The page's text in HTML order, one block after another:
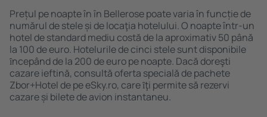
Prețul pe noapte în în Bellerose poate varia în funcție de
numărul de stele și de locaţia hotelului. O noapte într-un
hotel de standard mediu costă de la aproximativ 50 până
la 100 de euro. Hotelurile de cinci stele sunt disponibile
ȋncepând de la 200 de euro pe noapte. Dacă doreşti
cazare ieftină, consultă oferta specială de pachete
Zbor+Hotel de pe eSky.ro, care ȋţi permite să rezervi
cazare și bilete de avion instantaneu.